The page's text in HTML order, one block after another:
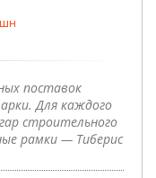
поставок
Для каждого
строительного
рамки — Тиберис